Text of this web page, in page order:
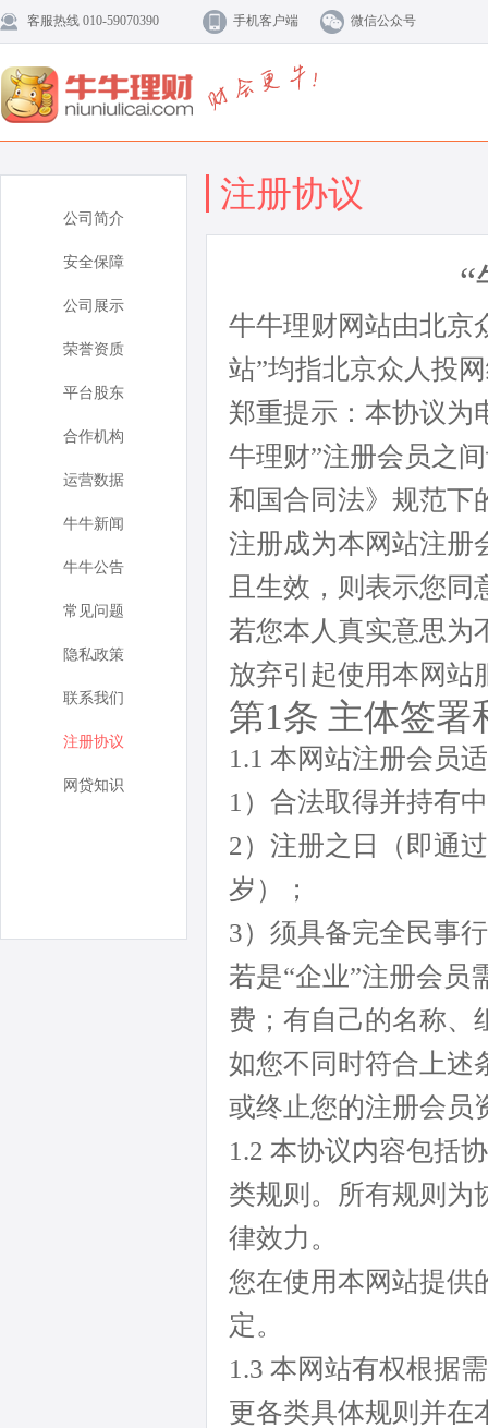
客服热线 010-59070390 手机客户端 微信公众号
公司简介
安全保障
公司展示
荣誉资质
平台股东
合作机构
运营数据
牛牛新闻
牛牛公告
常见问题
隐私政策
联系我们
注册协议
网贷知识
注册协议
牛牛理财网站由北京
站”均指北京众人投
郑重提示：本协议为
牛理财”注册会员之
和国合同法》规范下
注册成为本网站注册
且生效，则表示您
若您本人真实意思为
放弃引起使用本网站
第1条 主体签署
1.1 本网站注册会员
1）合法取得并持有
2）注册之日（即通
岁）；
3）须具备完全民事
若是“企业”注册会员
费；有自己的名称、
如您不同时符合上述
或终止您的注册会员
1.2 本协议内容包括
类规则。所有规则为
律效力。
您在使用本网站提供
定。
1.3 本网站有权根据
更各类具体规则并在